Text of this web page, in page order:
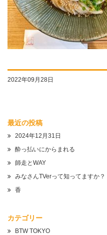
2022年09月28日
最近の投稿
2024年12月31日
酔っ払いにからまれる
師走とWAY
みなさんTVerって知ってますか？
香
カテゴリー
BTW TOKYO